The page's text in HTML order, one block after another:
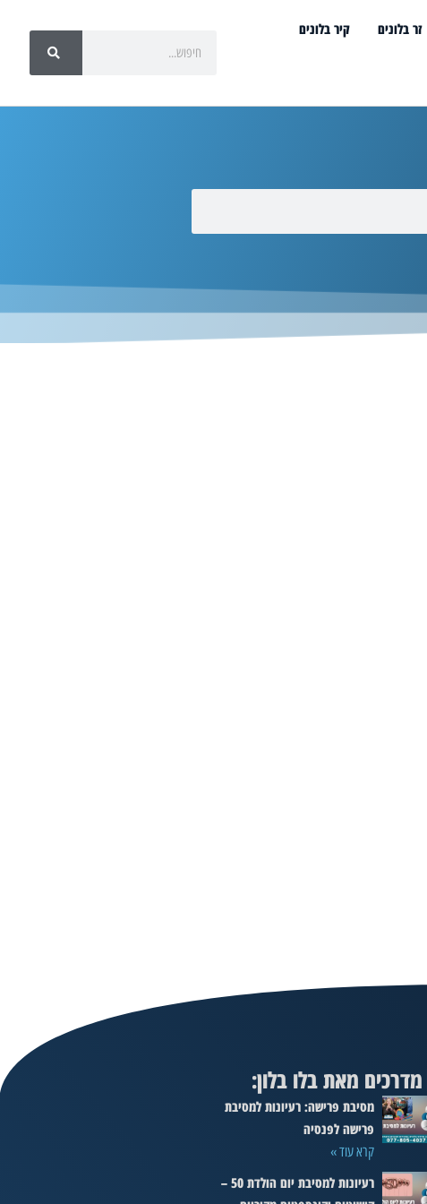
זר בלונים קיר בלונים
מדרכים מאת בלו בלון:
מסיבת פרישה: רעיונות למסיבת
פרישה לפנסיה
קרא עוד »
רעיונות למסיבת יום הולדת 50 –